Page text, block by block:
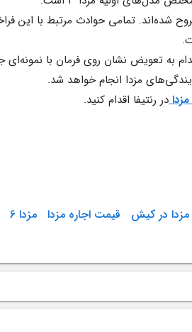
در رنتیفا اقدام کنید.
مزدا در کیش قیمت اجاره مزدا مزدا 6